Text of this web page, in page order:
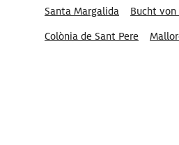
Santa Margalida
Bucht von
Colònia de Sant Pere